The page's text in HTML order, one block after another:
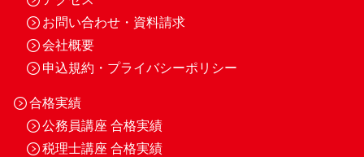
お問い合わせ・資料請求
会社概要
申込規約・プライバシーポリシー
合格実績
公務員講座 合格実績
税理士講座 合格実績